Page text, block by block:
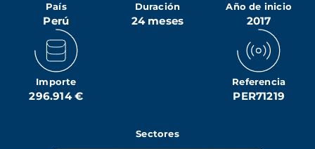
País
Perú
Duración
24 meses
Año de inicio
2017
Importe
296.914 €
Referencia
PER71219
Sectores